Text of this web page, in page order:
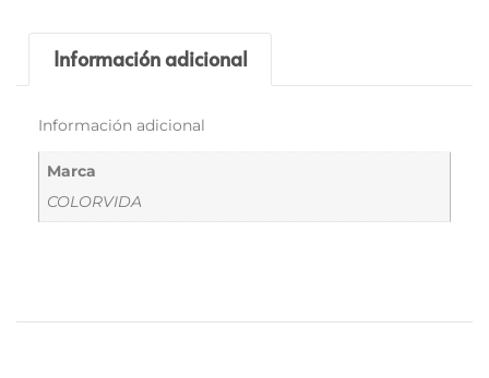
Información adicional
Información adicional
Marca
COLORVIDA